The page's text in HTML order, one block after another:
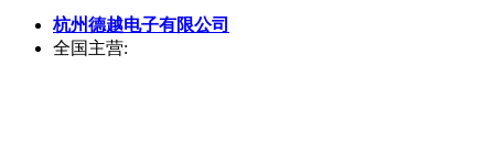
杭州德越电子有限公司
全国主营: